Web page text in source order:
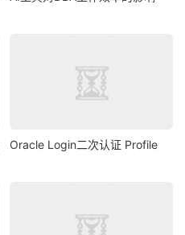
Oracle Login二次认证 Profile